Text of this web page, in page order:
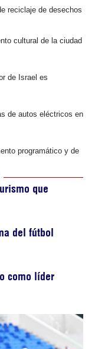
reciclaje de desechos
cultural de la ciudad
de Israel es
de autos eléctricos en
programático y de
que
del fútbol
como líder